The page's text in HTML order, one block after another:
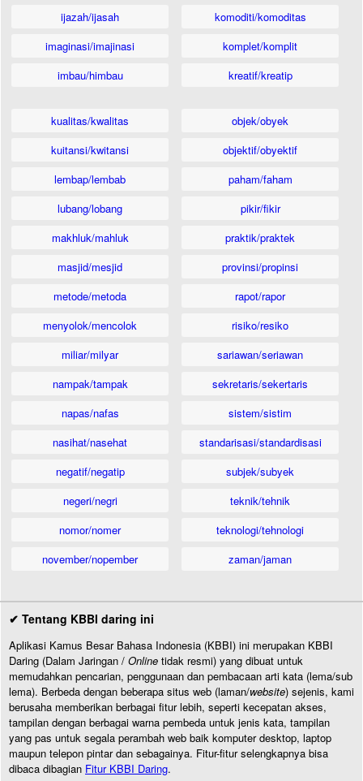
ijazah/ijasah
imaginasi/imajinasi
imbau/himbau
komoditi/komoditas
komplet/komplit
kreatif/kreatip
kualitas/kwalitas
kuitansi/kwitansi
lembap/lembab
lubang/lobang
makhluk/mahluk
masjid/mesjid
metode/metoda
menyolok/mencolok
miliar/milyar
nampak/tampak
napas/nafas
nasihat/nasehat
negatif/negatip
negeri/negri
nomor/nomer
november/nopember
objek/obyek
objektif/obyektif
paham/faham
pikir/fikir
praktik/praktek
provinsi/propinsi
rapot/rapor
risiko/resiko
sariawan/seriawan
sekretaris/sekertaris
sistem/sistim
standarisasi/standardisasi
subjek/subyek
teknik/tehnik
teknologi/tehnologi
zaman/jaman
✔ Tentang KBBI daring ini
Aplikasi Kamus Besar Bahasa Indonesia (KBBI) ini merupakan KBBI
Daring (Dalam Jaringan / Online tidak resmi) yang dibuat untuk
memudahkan pencarian, penggunaan dan pembacaan arti kata (lema/sub
lema). Berbeda dengan beberapa situs web (laman/website) sejenis, kami
berusaha memberikan berbagai fitur lebih, seperti kecepatan akses,
tampilan dengan berbagai warna pembeda untuk jenis kata, tampilan
yang pas untuk segala perambah web baik komputer desktop, laptop
maupun telepon pintar dan sebagainya. Fitur-fitur selengkapnya bisa
dibaca dibagian Fitur KBBI Daring.